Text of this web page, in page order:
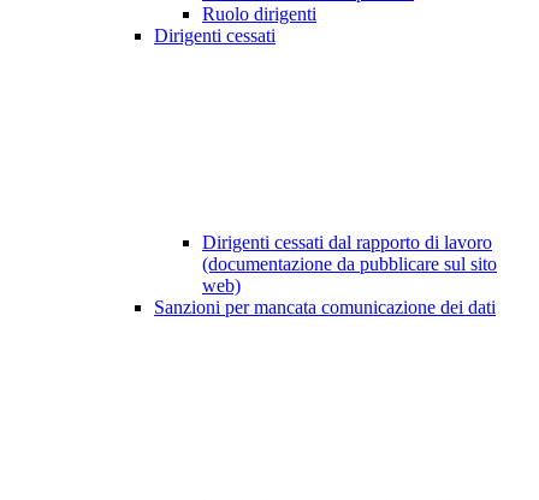
Ruolo dirigenti
Dirigenti cessati
Dirigenti cessati dal rapporto di lavoro
(documentazione da pubblicare sul sito
web)
Sanzioni per mancata comunicazione dei dati